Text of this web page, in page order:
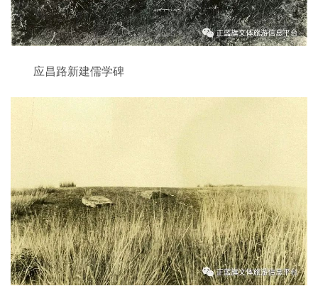
应昌路新建儒学碑